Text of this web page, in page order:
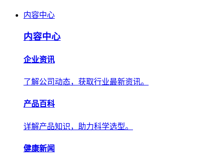
内容中心
内容中心
企业资讯
了解公司动态，获取行业最新资讯。
产品百科
详解产品知识，助力科学选型。
健康新闻